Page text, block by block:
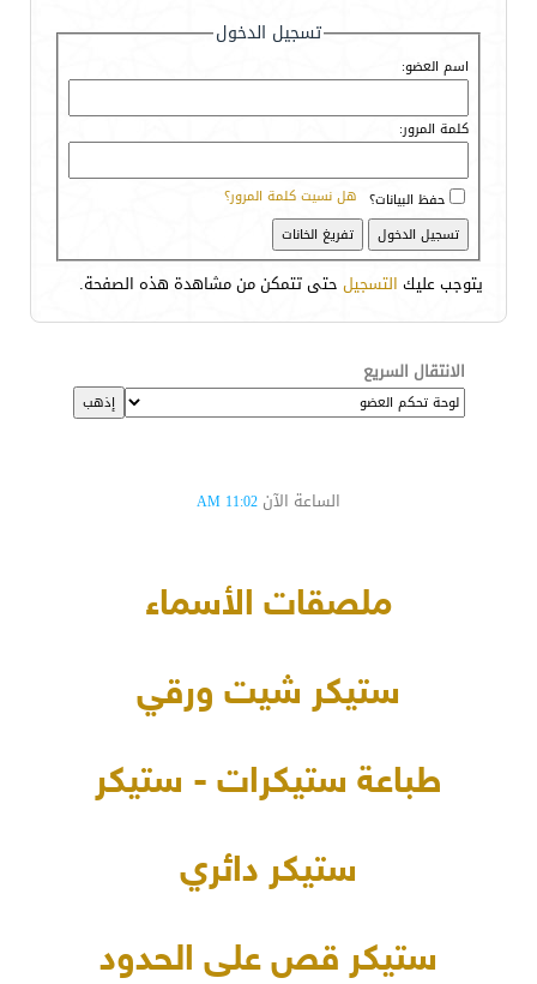
تسجيل الدخول
اسم العضو:
كلمة المرور:
هل نسيت كلمة المرور؟ حفظ البيانات؟
يتوجب عليك التسجيل حتى تتمكن من مشاهدة هذه الصفحة.
الانتقال السريع
الساعة الآن 11:02 AM
ملصقات الأسماء
ستيكر شيت ورقي
طباعة ستيكرات - ستيكر
ستيكر دائري
ستيكر قص على الحدود